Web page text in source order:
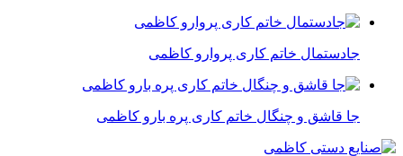
جادستمال خاتم کاری پروارو کاظمی
جا قاشق و چنگال خاتم کاری پره بارو کاظمی